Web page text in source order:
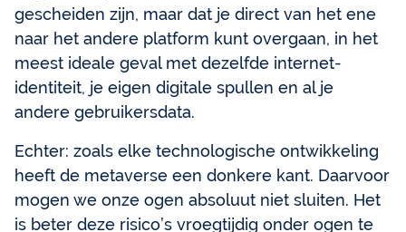
gescheiden zijn, maar dat je direct van het ene
naar het andere platform kunt overgaan, in het
meest ideale geval met dezelfde internet-
identiteit, je eigen digitale spullen en al je
andere gebruikersdata.
Echter: zoals elke technologische ontwikkeling
heeft de metaverse een donkere kant. Daarvoor
mogen we onze ogen absoluut niet sluiten. Het
is beter deze risico’s vroegtijdig onder ogen te